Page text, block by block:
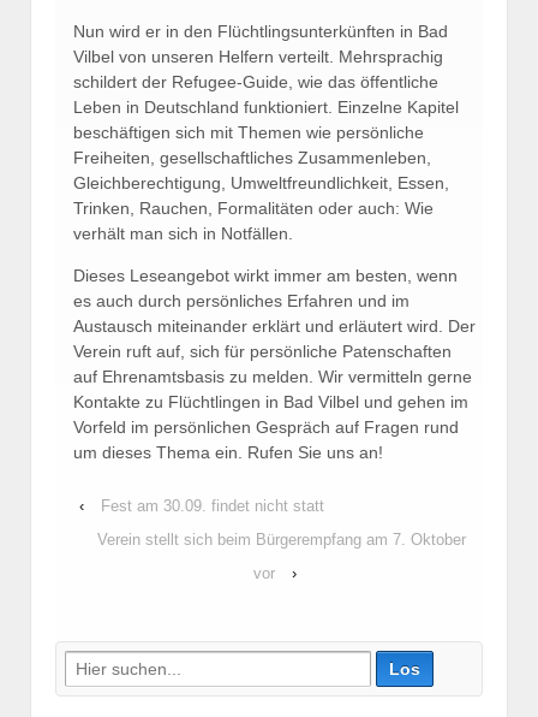
Nun wird er in den Flüchtlingsunterkünften in Bad
Vilbel von unseren Helfern verteilt. Mehrsprachig
schildert der Refugee-Guide, wie das öffentliche
Leben in Deutschland funktioniert. Einzelne Kapitel
beschäftigen sich mit Themen wie persönliche
Freiheiten, gesellschaftliches Zusammenleben,
Gleichberechtigung, Umweltfreundlichkeit, Essen,
Trinken, Rauchen, Formalitäten oder auch: Wie
verhält man sich in Notfällen.
Dieses Leseangebot wirkt immer am besten, wenn
es auch durch persönliches Erfahren und im
Austausch miteinander erklärt und erläutert wird. Der
Verein ruft auf, sich für persönliche Patenschaften
auf Ehrenamtsbasis zu melden. Wir vermitteln gerne
Kontakte zu Flüchtlingen in Bad Vilbel und gehen im
Vorfeld im persönlichen Gespräch auf Fragen rund
um dieses Thema ein. Rufen Sie uns an!
‹
Fest am 30.09. findet nicht statt
Verein stellt sich beim Bürgerempfang am 7. Oktober
vor
›
Suche
nach: